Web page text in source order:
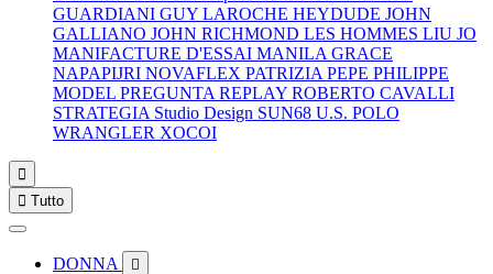
GUARDIANI GUY LAROCHE HEYDUDE JOHN
GALLIANO JOHN RICHMOND LES HOMMES LIU JO
MANIFACTURE D'ESSAI MANILA GRACE
NAPAPIJRI NOVAFLEX PATRIZIA PEPE PHILIPPE
MODEL PREGUNTA REPLAY ROBERTO CAVALLI
STRATEGIA Studio Design SUN68 U.S. POLO
WRANGLER XOCOI

 Tutto
DONNA 